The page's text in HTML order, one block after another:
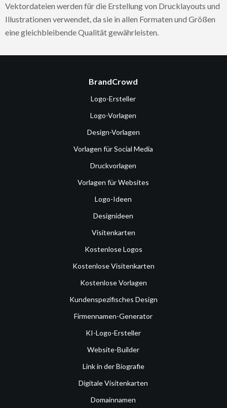
Vektordateien werden für die Erstellung von Drucklayouts und
Illustrationen verwendet, da sie in allen Formaten und Größen
eine gleichbleibende Qualität gewährleisten.
BrandCrowd
Logo-Ersteller
Logo-Vorlagen
Design-Vorlagen
Vorlagen für Social Media
Druckvorlagen
Vorlagen für Websites
Logo-Ideen
Designideen
Visitenkarten
Kostenlose Logos
Kostenlose Visitenkarten
Kostenlose Vorlagen
Kundenspezifisches Design
Firmennamen-Generator
KI-Logo-Ersteller
Website-Builder
Link in der Biografie
Digitale Visitenkarten
Domainnamen